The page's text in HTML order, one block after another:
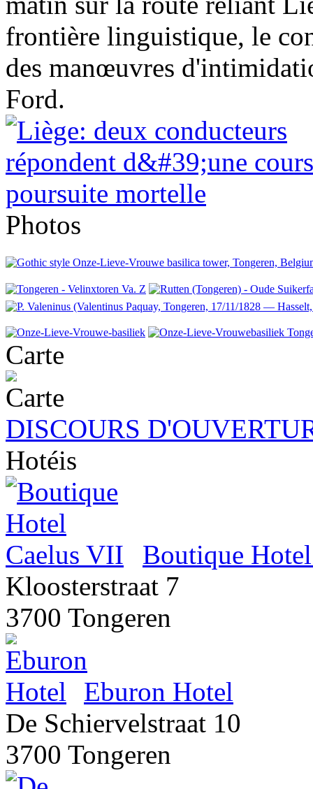
frontière linguistique, le
des manœuvres
Ford.
Photos
Carte
DISCOURS
Hotéis
Boutique
Kloosterstraat 7
3700 Tongeren
Eburon Hotel
De Schiervelstraat 10
3700 Tongeren